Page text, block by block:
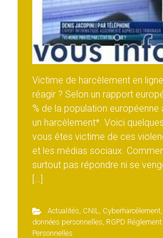
Victime de harcèlement en
réagir ? Selon un rapport
% de la population européenne
un harcèlement*. Voici
vous êtes victime de ces
et les médias sociaux.
surtout pas répondre ni se
[…]
Actualités, CNIL, Cyberharcèlement,
données personnelles, RGPD
Personnelles